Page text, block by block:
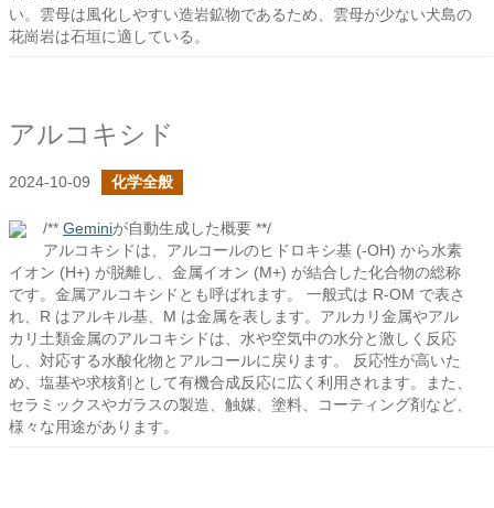
い。雲母は風化しやすい造岩鉱物であるため、雲母が少ない犬島の
花崗岩は石垣に適している。
アルコキシド
2024-10-09 化学全般
/** Geminiが自動生成した概要 **/
アルコキシドは、アルコールのヒドロキシ基 (-OH) から水素
イオン (H+) が脱離し、金属イオン (M+) が結合した化合物の総称
です。金属アルコキシドとも呼ばれます。 一般式は R-OM で表さ
れ、R はアルキル基、M は金属を表します。アルカリ金属やアル
カリ土類金属のアルコキシドは、水や空気中の水分と激しく反応
し、対応する水酸化物とアルコールに戻ります。 反応性が高いた
め、塩基や求核剤として有機合成反応に広く利用されます。また、
セラミックスやガラスの製造、触媒、塗料、コーティング剤など、
様々な用途があります。